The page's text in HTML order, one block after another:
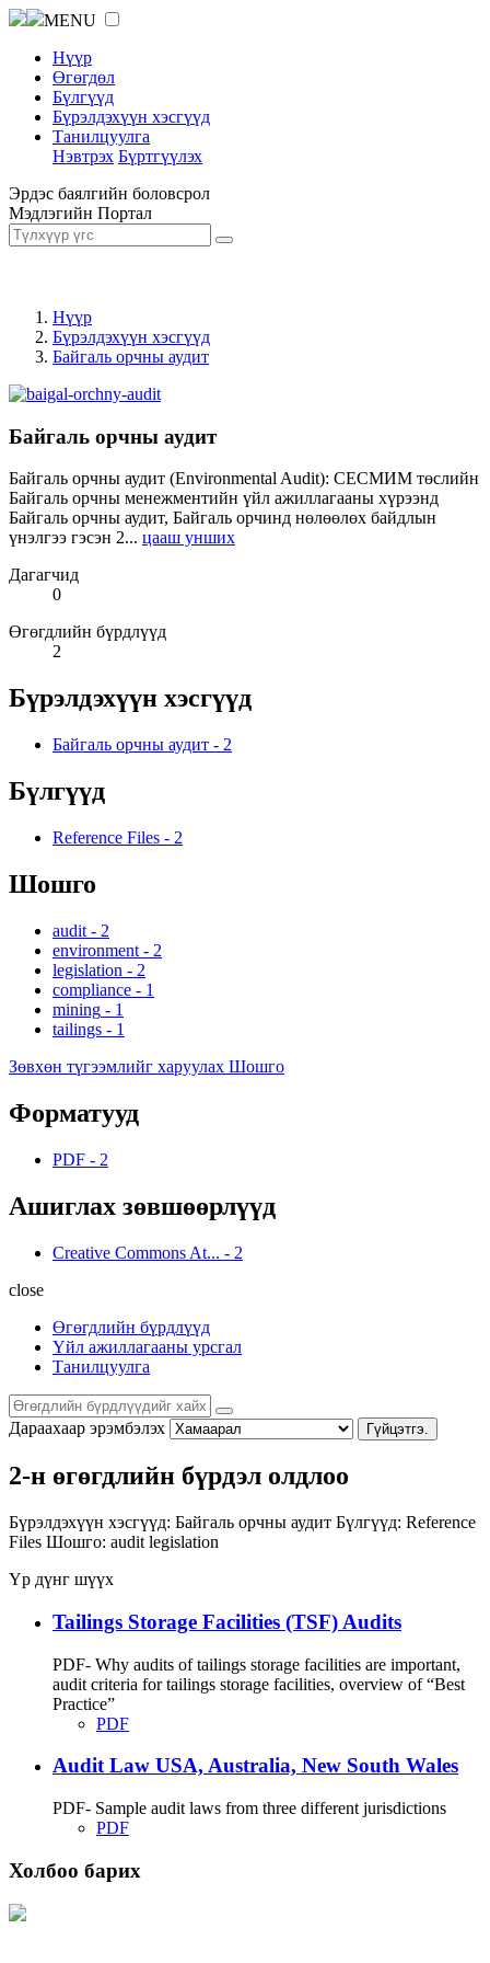
MENU
Нүүр
Өгөгдөл
Бүлгүүд
Бүрэлдэхүүн хэсгүүд
Танилцуулга
Нэвтрэх Бүртгүүлэх
Эрдэс баялгийн боловсрол
Мэдлэгийн Портал
Нүүр
Бүрэлдэхүүн хэсгүүд
Байгаль орчны аудит
Байгаль орчны аудит
Байгаль орчны аудит (Environmental Audit): СЕСМИМ төслийн
Байгаль орчны менежментийн үйл ажиллагааны хүрээнд
Байгаль орчны аудит, Байгаль орчинд нөлөөлөх байдлын
үнэлгээ гэсэн 2... цааш унших
Дагагчид
0
Өгөгдлийн бүрдлүүд
2
Бүрэлдэхүүн хэсгүүд
Байгаль орчны аудит - 2
Бүлгүүд
Reference Files - 2
Шошго
audit - 2
environment - 2
legislation - 2
compliance - 1
mining - 1
tailings - 1
Зөвхөн түгээмлийг харуулах Шошго
Форматууд
PDF - 2
Ашиглах зөвшөөрлүүд
Creative Commons At... - 2
close
Өгөгдлийн бүрдлүүд
Үйл ажиллагааны урсгал
Танилцуулга
Дараахаар эрэмбэлэх Гүйцэтгэ.
2-н өгөгдлийн бүрдэл олдлоо
Бүрэлдэхүүн хэсгүүд: Байгаль орчны аудит Бүлгүүд: Reference
Files Шошго: audit legislation
Үр дүнг шүүх
Tailings Storage Facilities (TSF) Audits
PDF- Why audits of tailings storage facilities are important,
audit criteria for tailings storage facilities, overview of “Best
Practice”
PDF
Audit Law USA, Australia, New South Wales
PDF- Sample audit laws from three different jurisdictions
PDF
Холбоо барих